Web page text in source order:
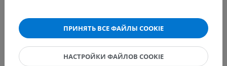
Четвертый (IV) желудочек
ПРИНЯТЬ ВСЕ ФАЙЛЫ COOKIE
НАСТРОЙКИ ФАЙЛОВ COOKIE